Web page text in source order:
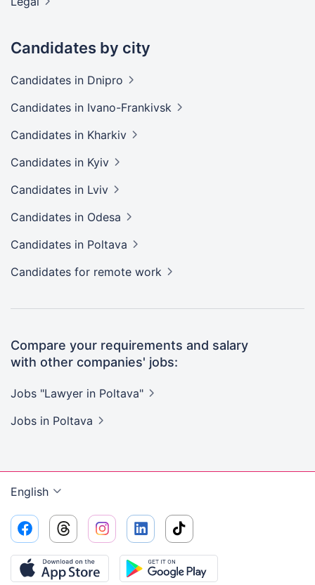
Candidates by city
Candidates in Dnipro
Candidates in Ivano-Frankivsk
Candidates in Kharkiv
Candidates in Kyiv
Candidates in Lviv
Candidates in Odesa
Candidates in Poltava
Candidates for remote work
Compare your requirements and salary
with other companies' jobs:
Jobs "Lawyer in Poltava"
Jobs in Poltava
English